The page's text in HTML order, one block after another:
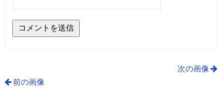
次の画像
前の画像